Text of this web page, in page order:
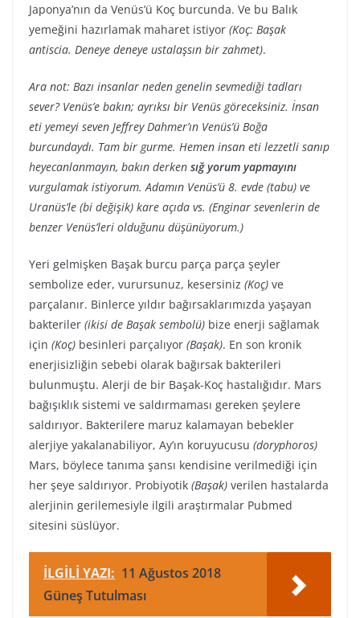
Japonya’nın da Venüs’ü Koç burcunda. Ve bu Balık
yemeğini hazırlamak maharet istiyor (Koç: Başak
antiscia. Deneye deneye ustalaşsın bir zahmet).
Ara not: Bazı insanlar neden genelin sevmediği tadları
sever? Venüs’e bakın; ayrıksı bir Venüs göreceksiniz. İnsan
eti yemeyi seven Jeffrey Dahmer’ın Venüs’ü Boğa
burcundaydı. Tam bir gurme. Hemen insan eti lezzetli sanıp
heyecanlanmayın, bakın derken sığ yorum yapmayını
vurgulamak istiyorum. Adamın Venüs’ü 8. evde (tabu) ve
Uranüs’le (bi değişik) kare açıda vs. (Enginar sevenlerin de
benzer Venüs’leri olduğunu düşünüyorum.)
Yeri gelmişken Başak burcu parça parça şeyler
sembolize eder, vurursunuz, kesersiniz (Koç) ve
parçalanır. Binlerce yıldır bağırsaklarımızda yaşayan
bakteriler (ikisi de Başak sembolü) bize enerji sağlamak
için (Koç) besinleri parçalıyor (Başak). En son kronik
enerjisizliğin sebebi olarak bağırsak bakterileri
bulunmuştu. Alerji de bir Başak-Koç hastalığıdır. Mars
bağışıklık sistemi ve saldırmaması gereken şeylere
saldırıyor. Bakterilere maruz kalamayan bebekler
alerjiye yakalanabiliyor, Ay’ın koruyucusu (doryphoros)
Mars, böylece tanıma şansı kendisine verilmediği için
her şeye saldırıyor. Probiyotik (Başak) verilen hastalarda
alerjinin gerilemesiyle ilgili araştırmalar Pubmed
sitesini süslüyor.
İLGİLİ YAZI: 11 Ağustos 2018
Güneş Tutulması